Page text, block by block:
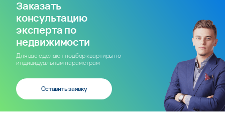
Заказать
консультацию
эксперта по
недвижимости
Для вас сделают подбор квартиры по
индивидуальным параметрам
Оставить заявку